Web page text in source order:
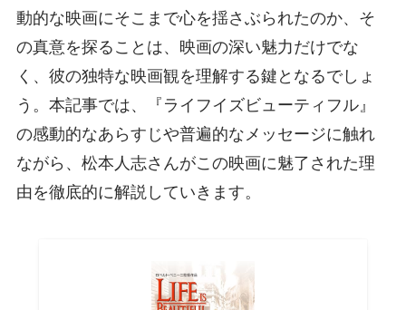
動的な映画にそこまで心を揺さぶられたのか、そ
の真意を探ることは、映画の深い魅力だけでな
く、彼の独特な映画観を理解する鍵となるでしょ
う。本記事では、『ライフイズビューティフル』
の感動的なあらすじや普遍的なメッセージに触れ
ながら、松本人志さんがこの映画に魅了された理
由を徹底的に解説していきます。